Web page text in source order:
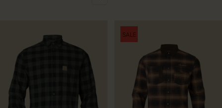
SALE